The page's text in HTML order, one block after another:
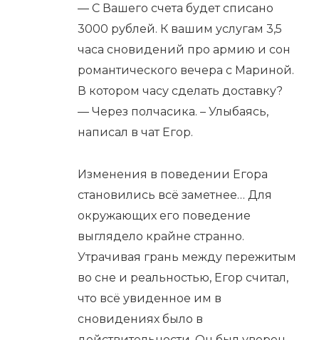
— С Вашего счета будет списано
3000 рублей. К вашим услугам 3,5
часа сновидений про армию и сон
романтического вечера с Мариной.
В котором часу сделать доставку?
— Через полчасика. – Улыбаясь,
написал в чат Егор.
Изменения в поведении Егора
становились всё заметнее… Для
окружающих его поведение
выглядело крайне странно.
Утрачивая грань между пережитым
во сне и реальностью, Егор считал,
что всё увиденное им в
сновидениях было в